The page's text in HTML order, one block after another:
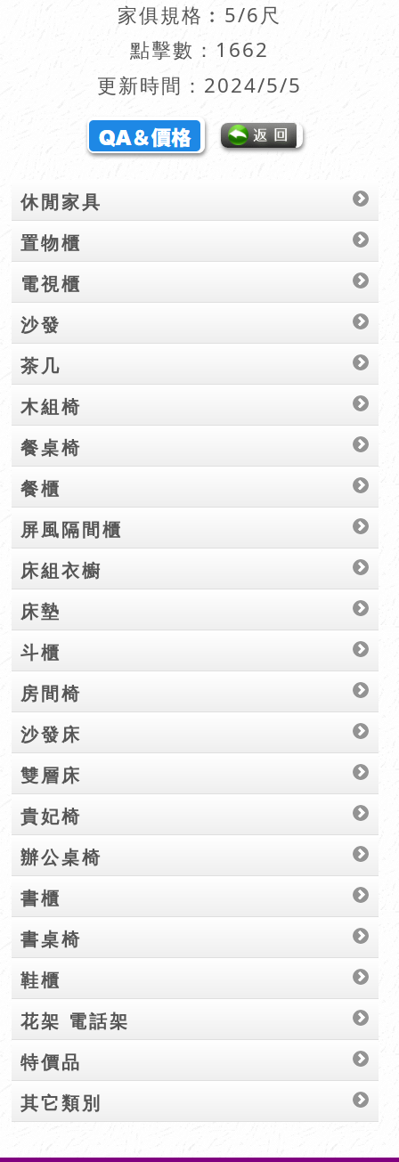
家俱規格︰5/6尺
點擊數：1662
更新時間：2024/5/5
休閒家具
置物櫃
電視櫃
沙發
茶几
木組椅
餐桌椅
餐櫃
屏風隔間櫃
床組衣櫥
床墊
斗櫃
房間椅
沙發床
雙層床
貴妃椅
辦公桌椅
書櫃
書桌椅
鞋櫃
花架 電話架
特價品
其它類別